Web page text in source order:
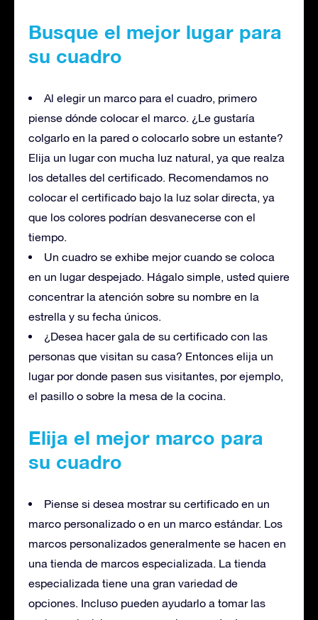
Busque el mejor lugar para
su cuadro
Al elegir un marco para el cuadro, primero
piense dónde colocar el marco. ¿Le gustaría
colgarlo en la pared o colocarlo sobre un estante?
Elija un lugar con mucha luz natural, ya que realza
los detalles del certificado. Recomendamos no
colocar el certificado bajo la luz solar directa, ya
que los colores podrían desvanecerse con el
tiempo.
Un cuadro se exhibe mejor cuando se coloca
en un lugar despejado. Hágalo simple, usted quiere
concentrar la atención sobre su nombre en la
estrella y su fecha únicos.
¿Desea hacer gala de su certificado con las
personas que visitan su casa? Entonces elija un
lugar por donde pasen sus visitantes, por ejemplo,
el pasillo o sobre la mesa de la cocina.
Elija el mejor marco para
su cuadro
Piense si desea mostrar su certificado en un
marco personalizado o en un marco estándar. Los
marcos personalizados generalmente se hacen en
una tienda de marcos especializada. La tienda
especializada tiene una gran variedad de
opciones. Incluso pueden ayudarlo a tomar las